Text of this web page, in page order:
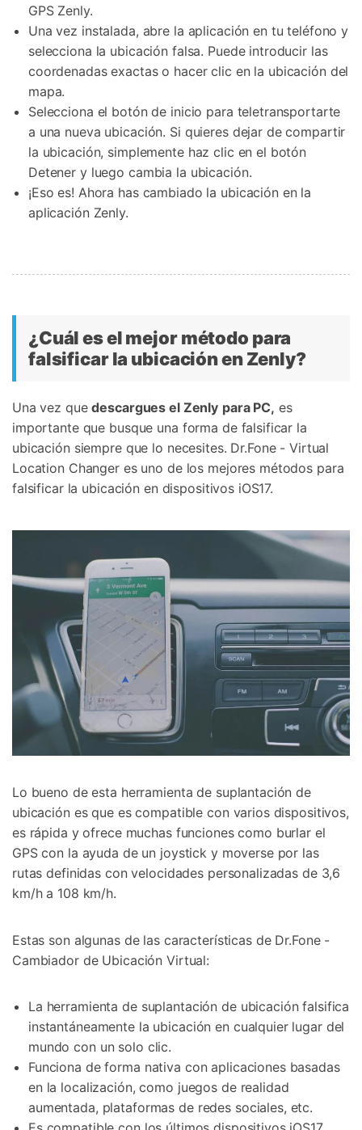
GPS Zenly.
Una vez instalada, abre la aplicación en tu teléfono y
selecciona la ubicación falsa. Puede introducir las
coordenadas exactas o hacer clic en la ubicación del
mapa.
Selecciona el botón de inicio para teletransportarte
a una nueva ubicación. Si quieres dejar de compartir
la ubicación, simplemente haz clic en el botón
Detener y luego cambia la ubicación.
¡Eso es! Ahora has cambiado la ubicación en la
aplicación Zenly.
¿Cuál es el mejor método para
falsificar la ubicación en Zenly?
Una vez quedescargues el Zenly para PC, es
importante que busque una forma de falsificar la
ubicación siempre que lo necesites. Dr.Fone - Virtual
Location Changer es uno de los mejores métodos para
falsificar la ubicación en dispositivos iOS17.
Lo bueno de esta herramienta de suplantación de
ubicación es que es compatible con varios dispositivos,
es rápida y ofrece muchas funciones como burlar el
GPS con la ayuda de un joystick y moverse por las
rutas definidas con velocidades personalizadas de 3,6
km/h a 108 km/h.
Estas son algunas de las características de Dr.Fone -
Cambiador de Ubicación Virtual:
La herramienta de suplantación de ubicación falsifica
instantáneamente la ubicación en cualquier lugar del
mundo con un solo clic.
Funciona de forma nativa con aplicaciones basadas
en la localización, como juegos de realidad
aumentada, plataformas de redes sociales, etc.